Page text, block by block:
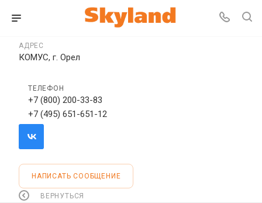
АДРЕС
КОМУС, г. Орел
ТЕЛЕФОН
+7 (800) 200-33-83
+7 (495) 651-651-12
НАПИСАТЬ СООБЩЕНИЕ
ВЕРНУТЬСЯ